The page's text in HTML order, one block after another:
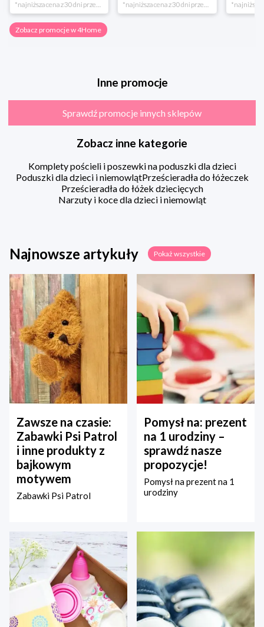
*najniższa cena z 30 dni przed obniżką
Zobacz promocje w 4Home
Inne promocje
Sprawdź promocje innych sklepów
Zobacz inne kategorie
Komplety pościeli i poszewki na poduszki dla dzieci
Poduszki dla dzieci i niemowlątPrześcieradła do łóżeczek
Prześcieradła do łóżek dziecięcych
Narzuty i koce dla dzieci i niemowląt
Najnowsze artykuły Pokaż wszystkie
Zawsze na czasie:
Zabawki Psi Patrol
i inne produkty z
bajkowym
motywem
Zabawki Psi Patrol
Pomysł na: prezent
na 1 urodziny –
sprawdź nasze
propozycje!
Pomysł na prezent na 1
urodziny